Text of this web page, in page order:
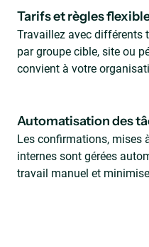
Tarifs et règles
Travaillez avec différents
par groupe cible, site ou
convient à votre
Automatisation des
Les confirmations, mises
internes sont gérées
travail manuel et minimise